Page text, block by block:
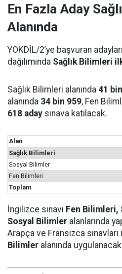
En Fazla Aday
Alanında
YÖKDİL/2’ye başvuran
dağılımında Sağlık Bilimleri
Sağlık Bilimleri alanında 41
alanında 34 bin 959, Fen
618 aday sınava katılacak.
Alan
Sağlık Bilimleri
Sosyal Bilimler
Fen Bilimleri
Toplam
İngilizce sınavı Fen Bilimleri,
Sosyal Bilimler alanlarında
Arapça ve Fransızca sınavları
Bilimler alanında